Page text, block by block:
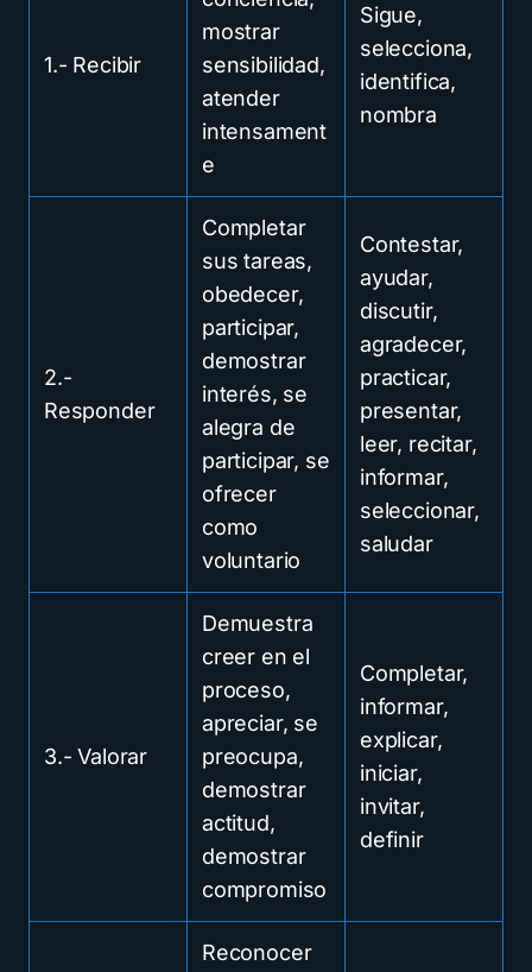
1.- Recibir
mostrar
sensibilidad,
atender
intensament
e
Sigue,
selecciona,
identifica,
nombra
2.-
Responder
Completar
sus tareas,
obedecer,
participar,
demostrar
interés, se
alegra de
participar, se
ofrecer
como
voluntario
Contestar,
ayudar,
discutir,
agradecer,
practicar,
presentar,
leer, recitar,
informar,
seleccionar,
saludar
3.- Valorar
Demuestra
creer en el
proceso,
apreciar, se
preocupa,
demostrar
actitud,
demostrar
compromiso
Completar,
informar,
explicar,
iniciar,
invitar,
definir
Reconocer